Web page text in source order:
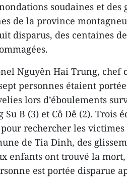
soudaines et
de la province
disparus, des centaines
Nguyên Hai Trung, chef
personnes étaient
lors d’éboulements
Su B (3) et Cô Dê (2). Trois
rechercher les
de Tia Dinh, des
enfants ont trouvé la
est portée disparue